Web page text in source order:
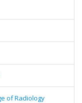
of Radiology